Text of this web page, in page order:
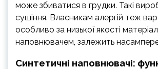
може збиватися в грудки. Такі
сушіння. Власникам алергій теж
особливо за низької якості
наповнювачем, залежить
Синтетичні наповнювачі: